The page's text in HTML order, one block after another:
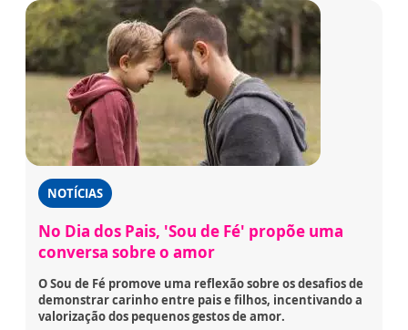
NOTÍCIAS
No Dia dos Pais, 'Sou de Fé' propõe uma
conversa sobre o amor
O Sou de Fé promove uma reflexão sobre os desafios de
demonstrar carinho entre pais e filhos, incentivando a
valorização dos pequenos gestos de amor.